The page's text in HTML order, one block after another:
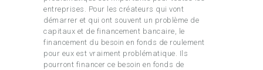
entreprises. Pour les créateurs qui vont
démarrer et qui ont souvent un problème de
capitaux et de financement bancaire, le
financement du besoin en fonds de roulement
pour eux est vraiment problématique. Ils
pourront financer ce besoin en fonds de